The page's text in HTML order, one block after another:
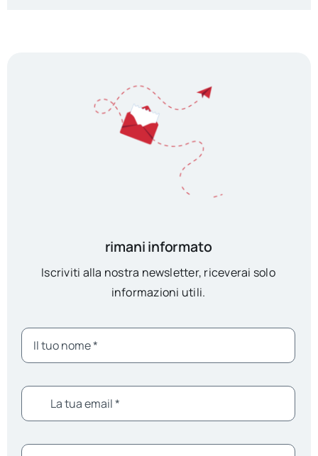
rimani informato
Iscriviti alla nostra newsletter, riceverai solo
informazioni utili.